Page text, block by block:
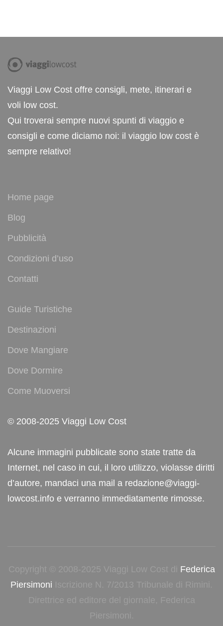
Viaggi Low Cost offre consigli, mete, itinerari e
voli low cost.
Qui troverai sempre nuovi spunti di viaggio e
consigli e come diciamo noi: il viaggio low cost è
sempre relativo!
Home page
Blog
Pubblicità
Condizioni d’uso
Contatti
Guide Turistiche
Destinazioni
Dove Mangiare
Dove Dormire
Come Muoversi
© 2008-2025 Viaggi Low Cost
Alcune immagini pubblicate sono state tratte da
Internet, nel caso in cui, il loro utilizzo, violasse diritti
d’autore, mandaci una mail a redazione@viaggi-
lowcost.info e verranno immediatamente rimosse.
Copyright © 2008-2025 Viaggi Low Cost di Federica
Piersimoni Iscrizione N. 7/2013 Tribunale di Rimini.
Direttrice ed editore del giornale, Federica
Piersimoni.